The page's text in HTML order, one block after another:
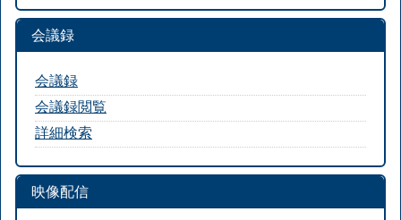
会議録
会議録
会議録閲覧
詳細検索
映像配信